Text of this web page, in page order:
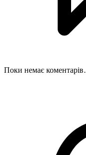
Поки немає